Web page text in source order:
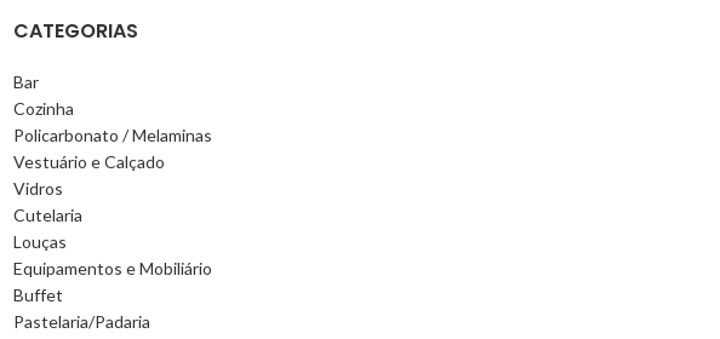
CATEGORIAS
Bar
Cozinha
Policarbonato / Melaminas
Vestuário e Calçado
Vidros
Cutelaria
Louças
Equipamentos e Mobiliário
Buffet
Pastelaria/Padaria